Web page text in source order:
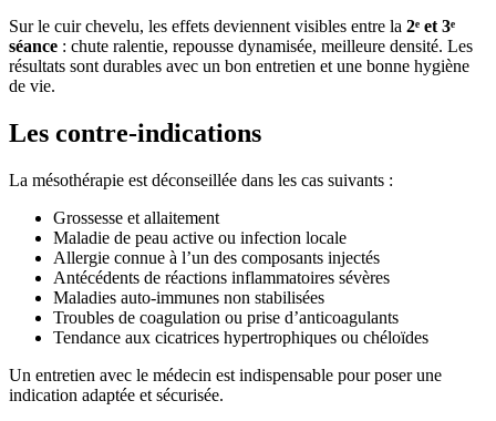
Sur le cuir chevelu, les effets deviennent visibles entre la 2ᵉ et 3ᵉ
séance : chute ralentie, repousse dynamisée, meilleure densité. Les
résultats sont durables avec un bon entretien et une bonne hygiène
de vie.
Les contre-indications
La mésothérapie est déconseillée dans les cas suivants :
Grossesse et allaitement
Maladie de peau active ou infection locale
Allergie connue à l’un des composants injectés
Antécédents de réactions inflammatoires sévères
Maladies auto-immunes non stabilisées
Troubles de coagulation ou prise d’anticoagulants
Tendance aux cicatrices hypertrophiques ou chéloïdes
Un entretien avec le médecin est indispensable pour poser une
indication adaptée et sécurisée.